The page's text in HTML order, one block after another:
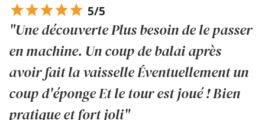
5/5
"Une découverte Plus besoin de le passer
en machine. Un coup de balai après
avoir fait la vaisselle Éventuellement un
coup d'éponge Et le tour est joué ! Bien
pratique et fort joli"